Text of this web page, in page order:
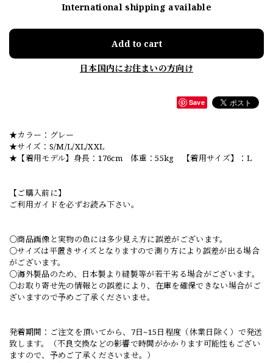
International shipping available
Add to cart
日本国内にお住まいの方向け
Save
★カラー：グレー
★サイズ：S/M/L/XL/XXL
★【着用モデル】身長：176cm 体重：55kg 【着用サイズ】：L
【ご購入前に】
ご利用ガイドを必ずお読み下さい。
○商品画像と実物の色には多少見え方に誤差がございます。
○サイズは平置きサイズとなりますので測り方により誤差が出る場合
がございます。
○海外製品のため、日本製より縫製等が若干劣る場合がございます。
○お取り寄せ先の情報との誤差により、在庫を確保できない場合がご
ざいますので予めご了承くださいませ。
発着期間：ご注文を頂いてから、7日~15日程度（休業日除く）で発送
致します。（不良交換などの影響で時間がかかります可能性もござい
ますので、予めご了承くださいませ。）